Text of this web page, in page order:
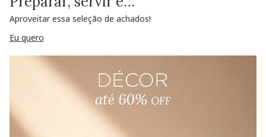
Aproveitar essa seleção de achados!
Eu quero